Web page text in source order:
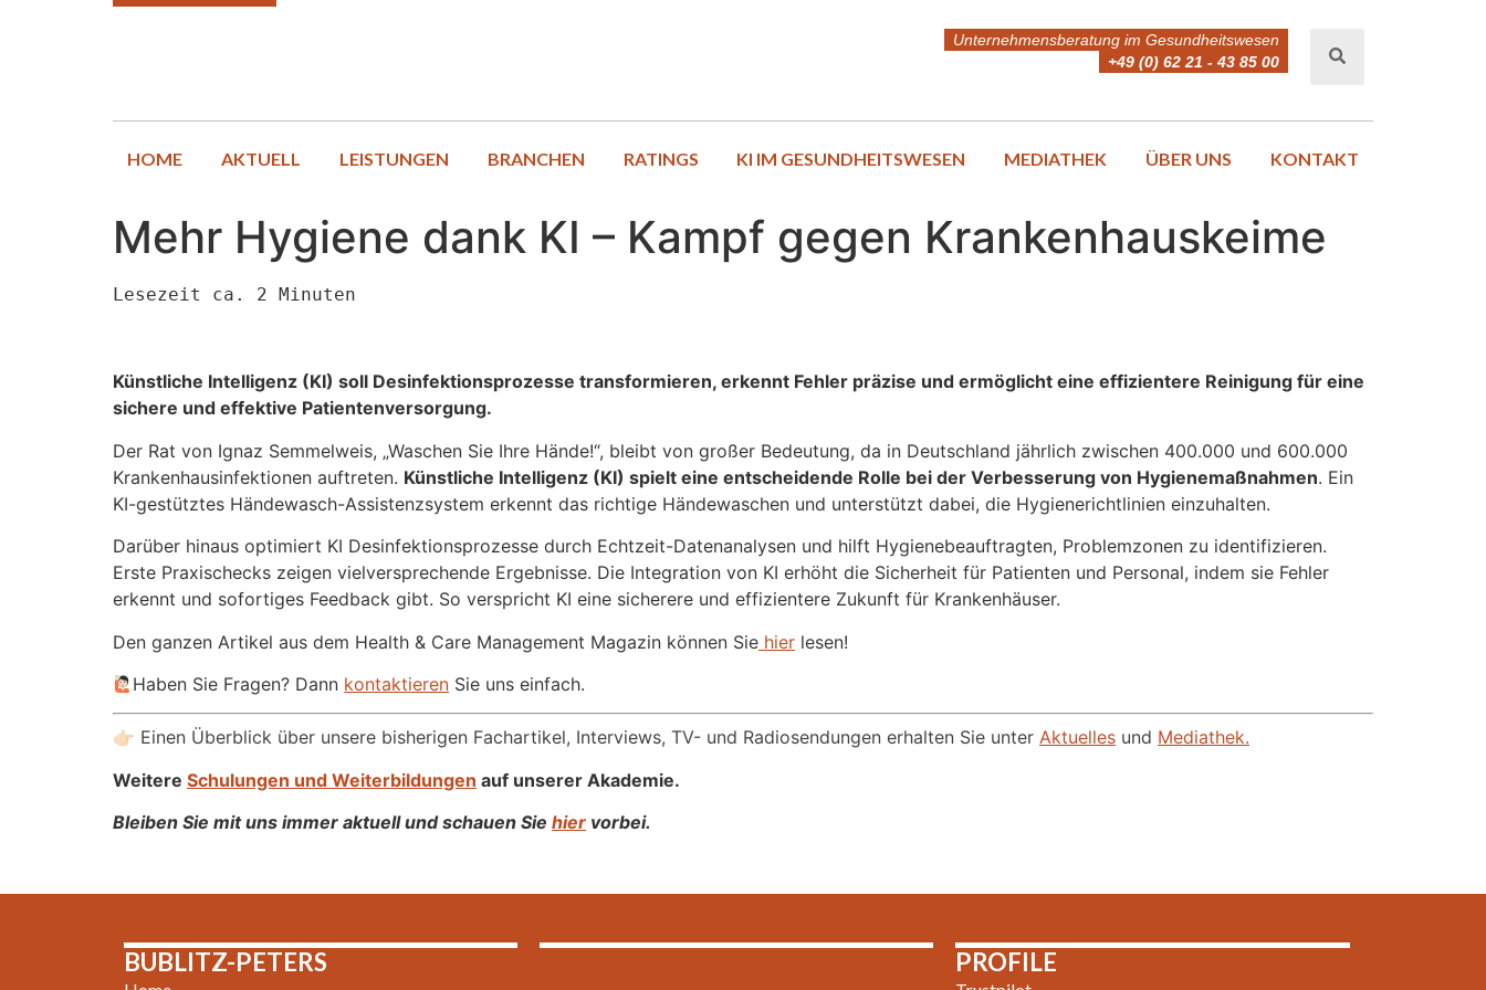
Unternehmensberatung im Gesundheitswesen
+49 (0) 62 21 - 43 85 00
HOME AKTUELL LEISTUNGEN BRANCHEN RATINGS KI IM GESUNDHEITSWESEN MEDIATHEK ÜBER UNS KONTAKT
Mehr Hygiene dank KI – Kampf gegen Krankenhauskeime
Lesezeit ca. 2 Minuten
Künstliche Intelligenz (KI) soll Desinfektionsprozesse transformieren, erkennt Fehler präzise und ermöglicht eine effizientere Reinigung für eine
sichere und effektive Patientenversorgung.
Der Rat von Ignaz Semmelweis, „Waschen Sie Ihre Hände!“, bleibt von großer Bedeutung, da in Deutschland jährlich zwischen 400.000 und 600.000
Krankenhausinfektionen auftreten. Künstliche Intelligenz (KI) spielt eine entscheidende Rolle bei der Verbesserung von Hygienemaßnahmen. Ein
KI-gestütztes Händewasch-Assistenzsystem erkennt das richtige Händewaschen und unterstützt dabei, die Hygienerichtlinien einzuhalten.
Darüber hinaus optimiert KI Desinfektionsprozesse durch Echtzeit-Datenanalysen und hilft Hygienebeauftragten, Problemzonen zu identifizieren.
Erste Praxischecks zeigen vielversprechende Ergebnisse. Die Integration von KI erhöht die Sicherheit für Patienten und Personal, indem sie Fehler
erkennt und sofortiges Feedback gibt. So verspricht KI eine sicherere und effizientere Zukunft für Krankenhäuser.
Den ganzen Artikel aus dem Health & Care Management Magazin können Sie hier lesen!
‍Haben Sie Fragen? Dann kontaktieren Sie uns einfach.
👉🏻 Einen Überblick über unsere bisherigen Fachartikel, Interviews, TV- und Radiosendungen erhalten Sie unter Aktuelles und Mediathek.
Weitere Schulungen und Weiterbildungen auf unserer Akademie.
Bleiben Sie mit uns immer aktuell und schauen Sie hier vorbei.
BUBLITZ-PETERS PROFILE